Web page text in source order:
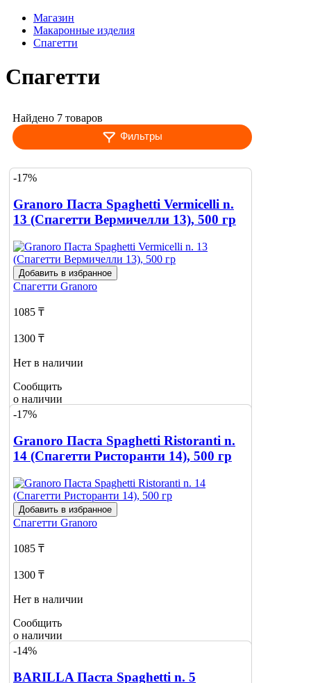
Магазин
Макаронные изделия
Спагетти
Спагетти
Найдено 7 товаров
Фильтры
-17%
Granoro Паста Spaghetti Vermicelli n.
13 (Спагетти Вермичелли 13), 500 гр
Добавить в избранное
Спагетти Granoro
1085 ₸
1300 ₸
Нет в наличии
Сообщить
о наличии
-17%
Granoro Паста Spaghetti Ristoranti n.
14 (Спагетти Ристоранти 14), 500 гр
Добавить в избранное
Спагетти Granoro
1085 ₸
1300 ₸
Нет в наличии
Сообщить
о наличии
-14%
BARILLA Паста Spaghetti n. 5